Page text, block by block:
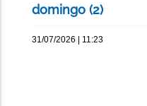
domingo (2)
31/07/2026 | 11:23